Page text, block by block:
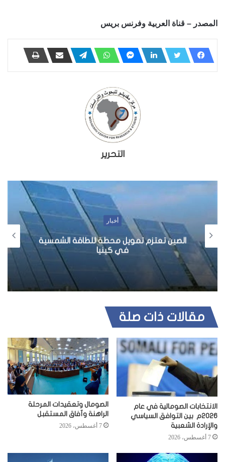
المصدر – قناة العربية وفرنس بريس
التحرير
أنباء غير مؤكدة : وفود مؤتمر طوسمريب
يتفقون على خمسة بنود
مقالات ذات صلة
الانتخابات الصومالية في عام
2026م بين التوافق السياسي
والإرادة الشعبية
7 أغسطس، 2026
الصومال وتعقيدات المرحلة
الراهنة وآفاق المستقبل
7 أغسطس، 2026